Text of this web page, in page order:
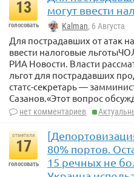
13
голосовать
могут ввести
Kalman, 6 Августа
Для пострадавших от атак
ввести налоговые
РИА Новости. Власти
льгот для пострадавших
статс-секретарь —
Сазанов.«Этот вопрос
нет комментариев
отметили
17
голосовать
80% портов.
15 речных не